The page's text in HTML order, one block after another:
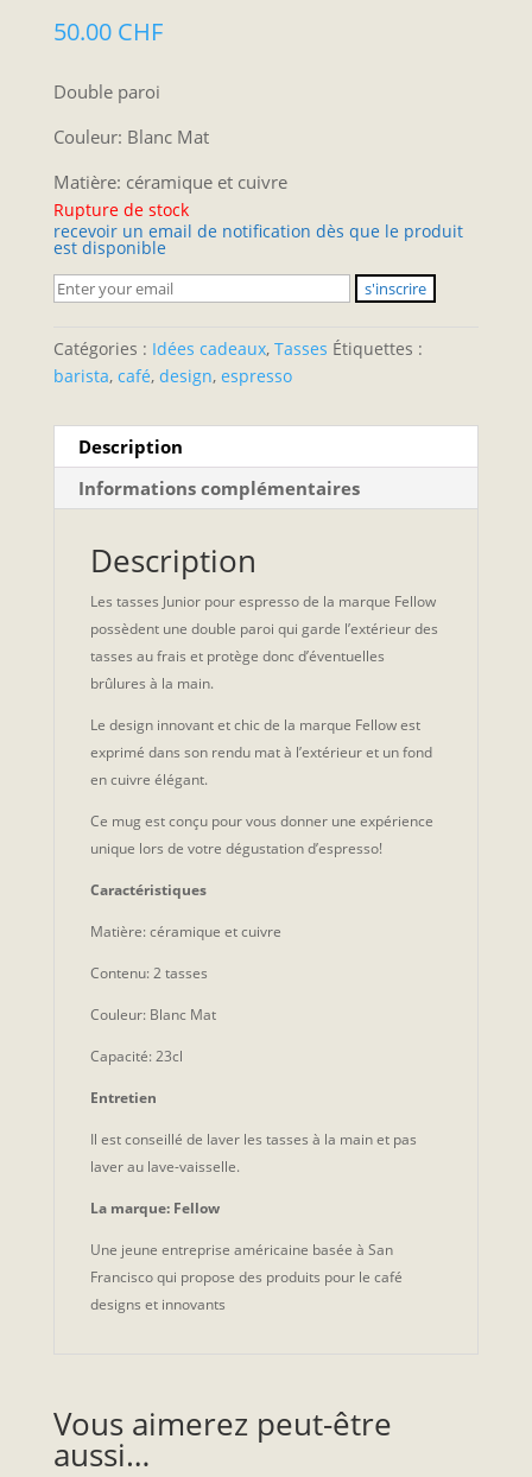
50.00 CHF
Double paroi
Couleur: Blanc Mat
Matière: céramique et cuivre
Rupture de stock
recevoir un email de notification dès que le produit
est disponible
s'inscrire
Catégories : Idées cadeaux, Tasses Étiquettes :
barista, café, design, espresso
Description
Informations complémentaires
Description
Les tasses Junior pour espresso de la marque Fellow
possèdent une double paroi qui garde l’extérieur des
tasses au frais et protège donc d’éventuelles
brûlures à la main.
Le design innovant et chic de la marque Fellow est
exprimé dans son rendu mat à l’extérieur et un fond
en cuivre élégant.
Ce mug est conçu pour vous donner une expérience
unique lors de votre dégustation d’espresso!
Caractéristiques
Matière: céramique et cuivre
Contenu: 2 tasses
Couleur: Blanc Mat
Capacité: 23cl
Entretien
Il est conseillé de laver les tasses à la main et pas
laver au lave-vaisselle.
La marque: Fellow
Une jeune entreprise américaine basée à San
Francisco qui propose des produits pour le café
designs et innovants
Vous aimerez peut-être
aussi…